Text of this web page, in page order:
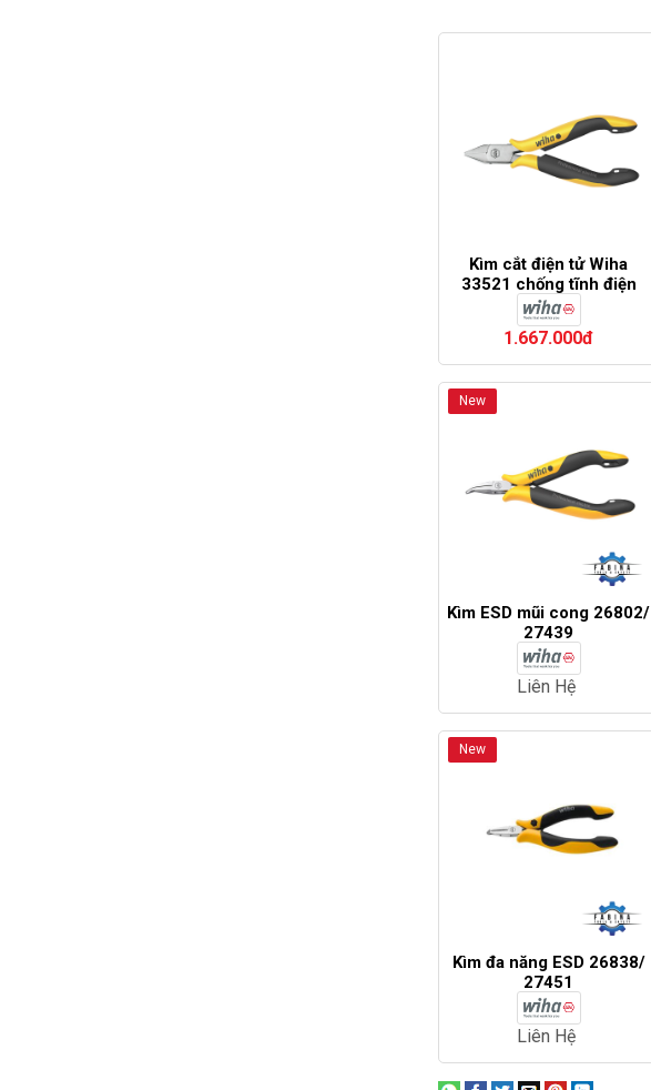
Kìm cắt điện tử Wiha
33521 chống tĩnh điện
1.667.000đ
New
Kìm ESD mũi cong 26802/
27439
Liên Hệ
New
Kìm đa năng ESD 26838/
27451
Liên Hệ